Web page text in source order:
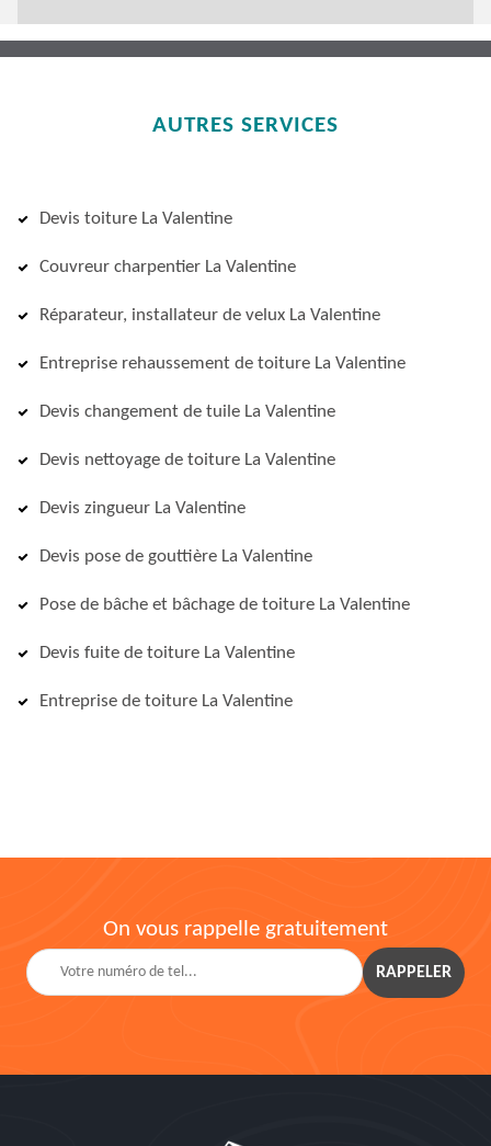
AUTRES SERVICES
Devis toiture La Valentine
Couvreur charpentier La Valentine
Réparateur, installateur de velux La Valentine
Entreprise rehaussement de toiture La Valentine
Devis changement de tuile La Valentine
Devis nettoyage de toiture La Valentine
Devis zingueur La Valentine
Devis pose de gouttière La Valentine
Pose de bâche et bâchage de toiture La Valentine
Devis fuite de toiture La Valentine
Entreprise de toiture La Valentine
On vous rappelle gratuitement